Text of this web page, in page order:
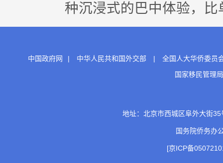
种沉浸式的巴中体验，
中国政府网 | 中华人民共和国外交部 |
全国人大华侨委员
国家移民管理局
地址：北京市西城区阜外大街
国务院侨务
[京ICP备